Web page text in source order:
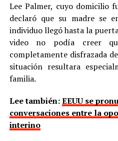
Lee Palmer, cuyo domicilio
declaró que su madre se
individuo llegó hasta la
video no podía creer
completamente disfrazada
situación resultara
familia.
Lee también:EEUU se
conversaciones entre la
interino